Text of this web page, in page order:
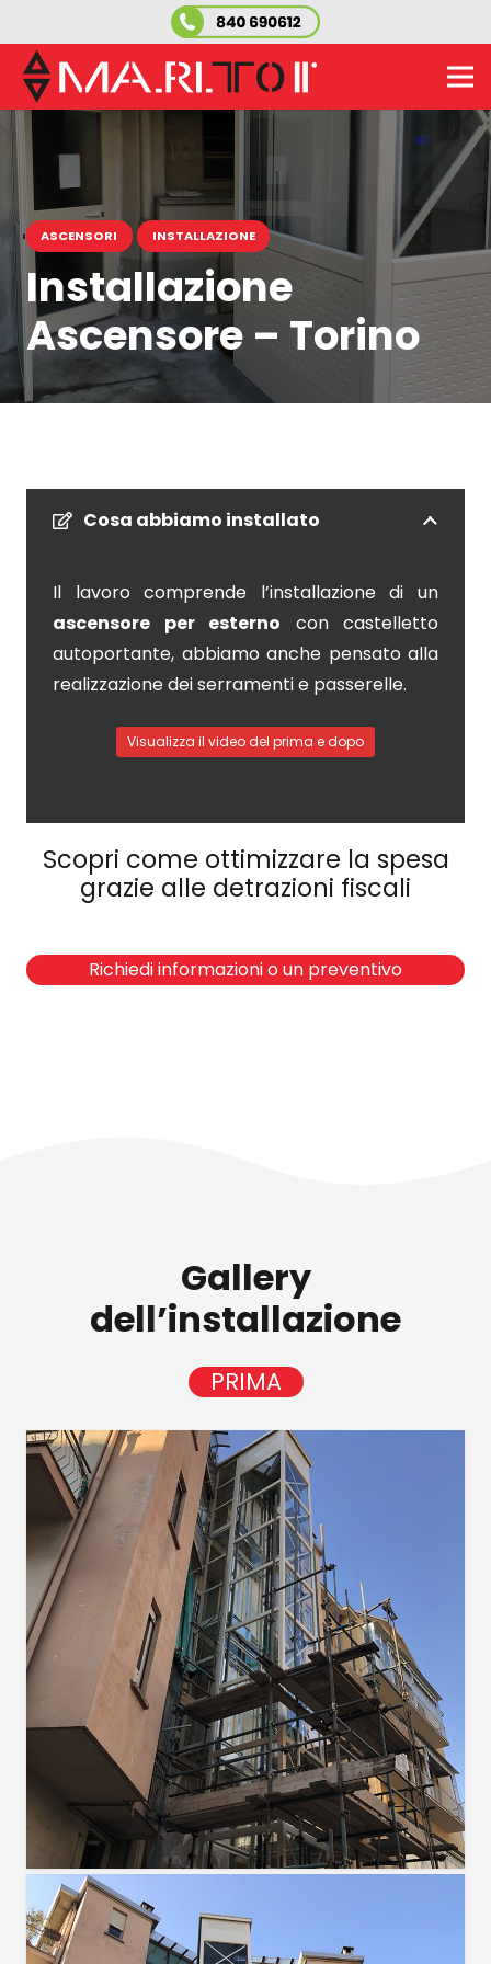
ASCENSORI INSTALLAZIONE
Installazione
Ascensore – Torino
Cosa abbiamo installato
Il lavoro comprende l’installazione di un
ascensore per esterno con castelletto
autoportante, abbiamo anche pensato alla
realizzazione dei serramenti e passerelle.
Visualizza il video del prima e dopo
Scopri come ottimizzare la spesa
grazie alle detrazioni fiscali
Richiedi informazioni o un preventivo
Gallery
dell’installazione
PRIMA